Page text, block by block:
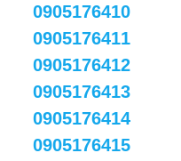
0905176410
0905176411
0905176412
0905176413
0905176414
0905176415